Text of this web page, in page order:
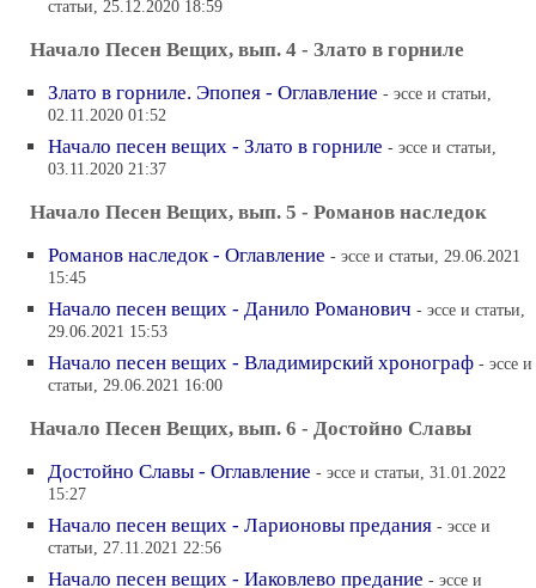
статьи, 25.12.2020 18:59
Начало Песен Вещих, вып. 4 - Злато в горниле
Злато в горниле. Эпопея - Оглавление - эссе и статьи,
02.11.2020 01:52
Начало песен вещих - Злато в горниле - эссе и статьи,
03.11.2020 21:37
Начало Песен Вещих, вып. 5 - Романов наследок
Романов наследок - Оглавление - эссе и статьи, 29.06.2021
15:45
Начало песен вещих - Данило Романович - эссе и статьи,
29.06.2021 15:53
Начало песен вещих - Владимирский хронограф - эссе и
статьи, 29.06.2021 16:00
Начало Песен Вещих, вып. 6 - Достойно Славы
Достойно Славы - Оглавление - эссе и статьи, 31.01.2022
15:27
Начало песен вещих - Ларионовы предания - эссе и
статьи, 27.11.2021 22:56
Начало песен вещих - Иаковлево предание - эссе и